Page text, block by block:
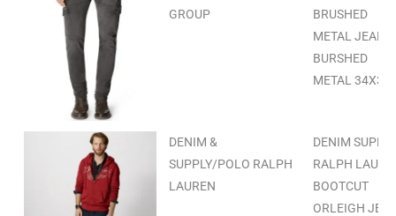
GROUP
BRUSHED
METAL JEANS
BURSHED
METAL 34X32
DENIM &
SUPPLY/POLO RALPH
LAUREN
DENIM SUPPLY
RALPH
BOOTCUT
ORLEIGH